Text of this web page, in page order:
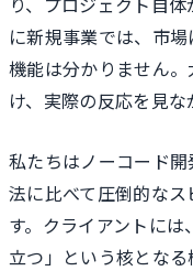
に新規事業では、市
機能は分かりません
け、実際の反応を見な
私たちはノーコード
法に比べて圧倒的な
す。クライアントに
立つ」という核とな